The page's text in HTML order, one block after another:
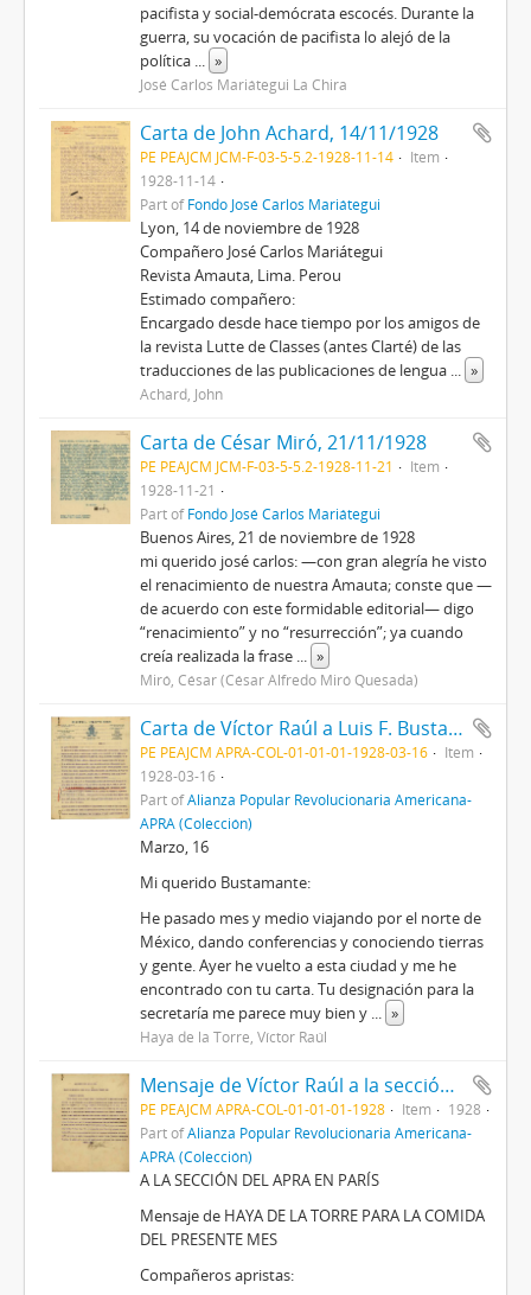
pacifista y social-demócrata escocés. Durante la
guerra, su vocación de pacifista lo alejó de la
política ... »
José Carlos Mariátegui La Chira
Carta de John Achard, 14/11/1928
PE PEAJCM JCM-F-03-5-5.2-1928-11-14
Item
1928-11-14
Part ofFondo José Carlos Mariátegui
Lyon, 14 de noviembre de 1928
Compañero José Carlos Mariátegui
Revista Amauta, Lima. Perou
Estimado compañero:
Encargado desde hace tiempo por los amigos de
la revista Lutte de Classes (antes Clarté) de las
traducciones de las publicaciones de lengua ... »
Achard, John
Carta de César Miró, 21/11/1928
PE PEAJCM JCM-F-03-5-5.2-1928-11-21
Item
1928-11-21
Part ofFondo José Carlos Mariátegui
Buenos Aires, 21 de noviembre de 1928
mi querido josé carlos: —con gran alegría he visto
el renacimiento de nuestra Amauta; conste que —
de acuerdo con este formidable editorial— digo
“renacimiento” y no “resurrección”; ya cuando
creía realizada la frase ... »
Miró, César (César Alfredo Miró Quesada)
Carta de Víctor Raúl a Luis F. Bustamante, 16/03/1928
PE PEAJCM APRA-COL-01-01-01-1928-03-16
Item
1928-03-16
Part ofAlianza Popular Revolucionaria Americana-
APRA (Colección)
Marzo, 16
Mi querido Bustamante:
He pasado mes y medio viajando por el norte de
México, dando conferencias y conociendo tierras
y gente. Ayer he vuelto a esta ciudad y me he
encontrado con tu carta. Tu designación para la
secretaría me parece muy bien y ... »
Haya de la Torre, Víctor Raúl
Mensaje de Víctor Raúl a la sección del APRA en París
PE PEAJCM APRA-COL-01-01-01-1928 Item
1928
Part ofAlianza Popular Revolucionaria Americana-
APRA (Colección)
A LA SECCIÓN DEL APRA EN PARÍS
Mensaje de HAYA DE LA TORRE PARA LA COMIDA
DEL PRESENTE MES
Compañeros apristas: